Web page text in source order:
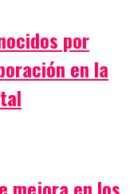
por
en la